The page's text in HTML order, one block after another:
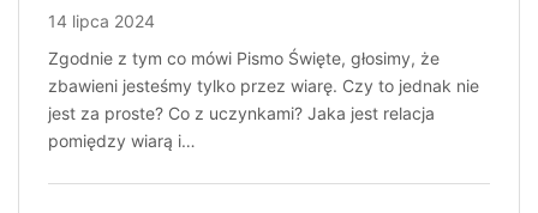
14 lipca 2024
Zgodnie z tym co mówi Pismo Święte, głosimy, że
zbawieni jesteśmy tylko przez wiarę. Czy to jednak nie
jest za proste? Co z uczynkami? Jaka jest relacja
pomiędzy wiarą i…